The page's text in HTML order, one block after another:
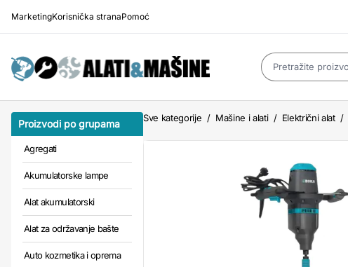
MarketingKorisnička stranaPomoć
Proizvodi po grupama
Agregati
Akumulatorske lampe
Alat akumulatorski
Alat za održavanje bašte
Auto kozmetika i oprema
Sve kategorije / Mašine i alati / Električni alat /